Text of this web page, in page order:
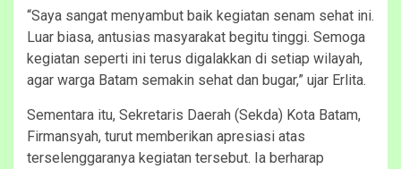
“Saya sangat menyambut baik kegiatan senam sehat ini.
Luar biasa, antusias masyarakat begitu tinggi. Semoga
kegiatan seperti ini terus digalakkan di setiap wilayah,
agar warga Batam semakin sehat dan bugar,” ujar Erlita.
Sementara itu, Sekretaris Daerah (Sekda) Kota Batam,
Firmansyah, turut memberikan apresiasi atas
terselenggaranya kegiatan tersebut. Ia berharap